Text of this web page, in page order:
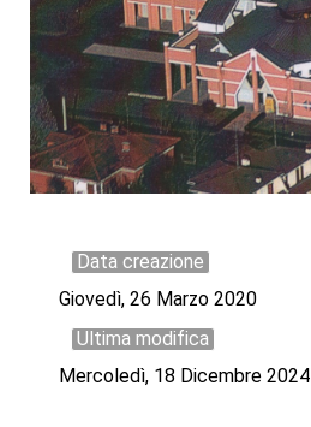
Data creazione
Giovedì, 26 Marzo 2020
Ultima modifica
Mercoledì, 18 Dicembre 2024